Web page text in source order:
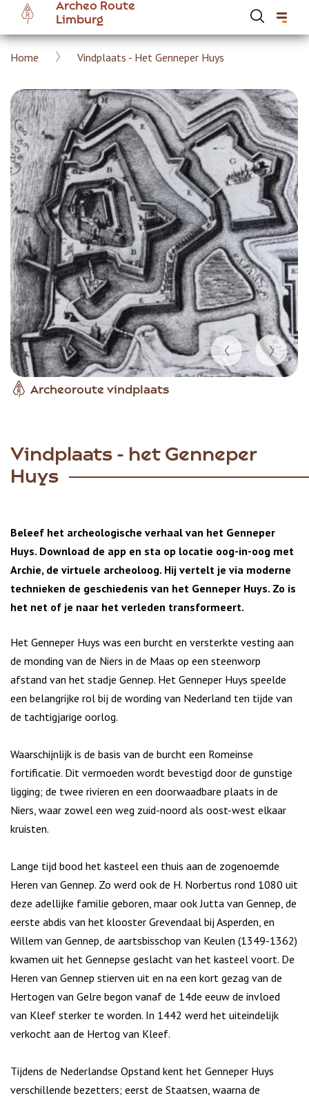
Overslaan
naar
gaan
Archeo Route
Limburg
Kruimelpad
Home Vindplaats - Het Genneper Huys
Archeoroute vindplaats
Item
Vindplaats - het Genneper
Huys
Beleef het archeologische verhaal van het Genneper
Huys. Download de app en sta op locatie oog-in-oog met
Archie, de virtuele archeoloog. Hij vertelt je via moderne
technieken de geschiedenis van het Genneper Huys. Zo is
het net of je naar het verleden transformeert.
Het Genneper Huys was een burcht en versterkte vesting aan
de monding van de Niers in de Maas op een steenworp
afstand van het stadje Gennep. Het Genneper Huys speelde
een belangrijke rol bij de wording van Nederland ten tijde van
de tachtigjarige oorlog.
Waarschijnlijk is de basis van de burcht een Romeinse
fortificatie. Dit vermoeden wordt bevestigd door de gunstige
ligging; de twee rivieren en een doorwaadbare plaats in de
Niers, waar zowel een weg zuid-noord als oost-west elkaar
kruisten.
Lange tijd bood het kasteel een thuis aan de zogenoemde
Heren van Gennep. Zo werd ook de H. Norbertus rond 1080 uit
deze adellijke familie geboren, maar ook Jutta van Gennep, de
eerste abdis van het klooster Grevendaal bij Asperden, en
Willem van Gennep, de aartsbisschop van Keulen (1349-1362)
kwamen uit het Gennepse geslacht van het kasteel voort. De
Heren van Gennep stierven uit en na een kort gezag van de
Hertogen van Gelre begon vanaf de 14de eeuw de invloed
van Kleef sterker te worden. In 1442 werd het uiteindelijk
verkocht aan de Hertog van Kleef.
Tijdens de Nederlandse Opstand kent het Genneper Huys
verschillende bezetters; eerst de Staatsen, waarna de